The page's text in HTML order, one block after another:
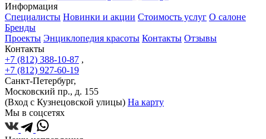
Информация
Специалисты Новинки и акции Стоимость услуг О салоне
Бренды
Проекты Энциклопедия красоты Контакты Отзывы
Контакты
+7 (812) 388-10-87 ,
+7 (812) 927-60-19
Санкт-Петербург,
Московский пр., д. 155
(Вход с Кузнецовской улицы) На карту
Мы в соцсетях